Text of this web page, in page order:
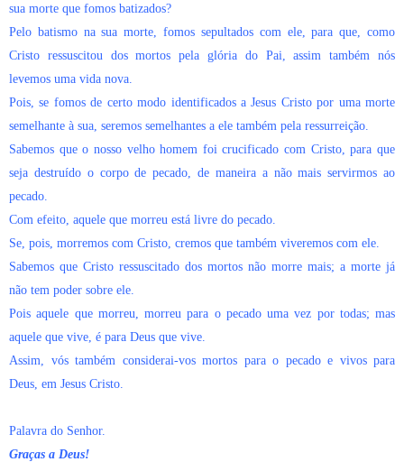
sua morte que fomos batizados?
Pelo batismo na sua morte, fomos sepultados com ele, para que, como
Cristo ressuscitou dos mortos pela glória do Pai, assim também nós
levemos uma vida nova.
Pois, se fomos de certo modo identificados a Jesus Cristo por uma morte
semelhante à sua, seremos semelhantes a ele também pela ressurreição.
Sabemos que o nosso velho homem foi crucificado com Cristo, para que
seja destruído o corpo de pecado, de maneira a não mais servirmos ao
pecado.
Com efeito, aquele que morreu está livre do pecado.
Se, pois, morremos com Cristo, cremos que também viveremos com ele.
Sabemos que Cristo ressuscitado dos mortos não morre mais; a morte já
não tem poder sobre ele.
Pois aquele que morreu, morreu para o pecado uma vez por todas; mas
aquele que vive, é para Deus que vive.
Assim, vós também considerai-vos mortos para o pecado e vivos para
Deus, em Jesus Cristo.
Palavra do Senhor.
Graças a Deus!